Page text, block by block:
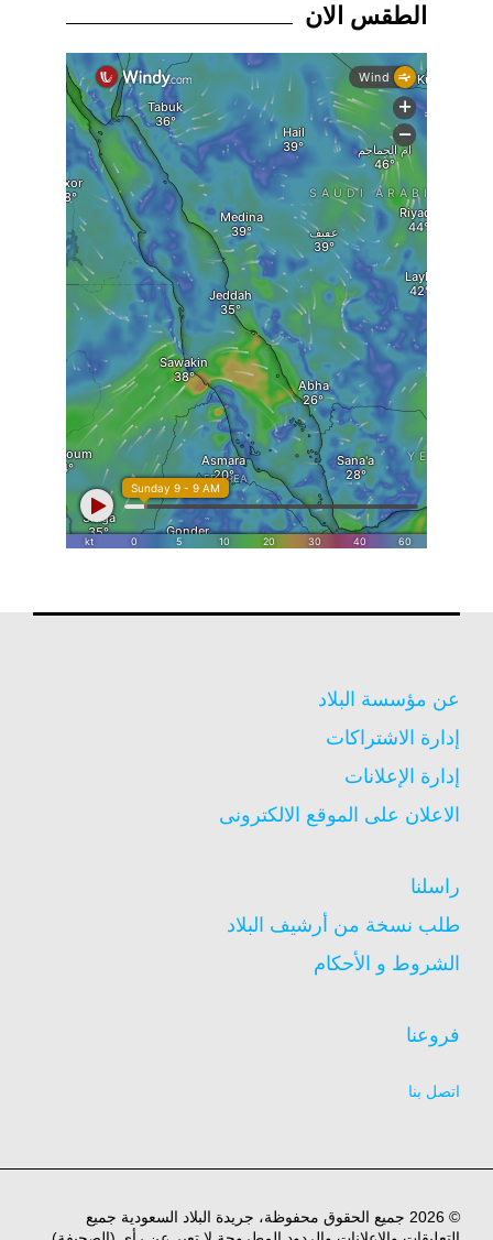
الطقس الان
عن مؤسسة البلاد
إدارة الاشتراكات
إدارة الإعلانات
الاعلان على الموقع الالكترونى
راسلنا
طلب نسخة من أرشيف البلاد
الشروط و الأحكام
فروعنا
اتصل بنا
© 2026 جميع الحقوق محفوظة، جريدة البلاد السعودية جميع